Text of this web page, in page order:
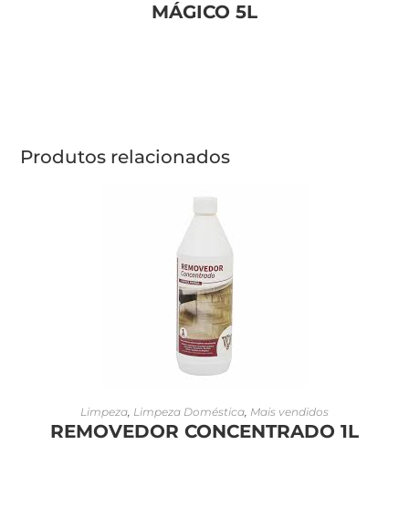
MÁGICO 5L
Produtos relacionados
LEIA MAIS
Limpeza Limpeza Doméstica Mais vendidos
REMOVEDOR CONCENTRADO 1L